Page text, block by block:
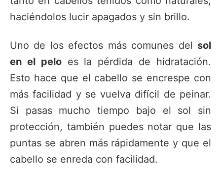
haciéndolos lucir apagados y sin brillo.
Uno de los efectos más comunes del sol
en el peloes la pérdida de hidratación.
Esto hace que el cabello se encrespe con
más facilidad y se vuelva difícil de peinar.
Si pasas mucho tiempo bajo el sol sin
protección, también puedes notar que las
puntas se abren más rápidamente y que el
cabello se enreda con facilidad.